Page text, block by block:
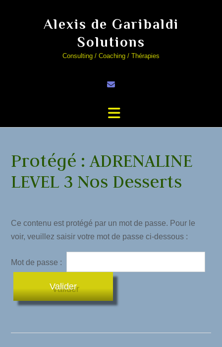
Alexis de Garibaldi
Solutions
Consulting / Coaching / Thérapies
Protégé : ADRENALINE
LEVEL 3 Nos Desserts
Ce contenu est protégé par un mot de passe. Pour le
voir, veuillez saisir votre mot de passe ci-dessous :
Mot de passe :